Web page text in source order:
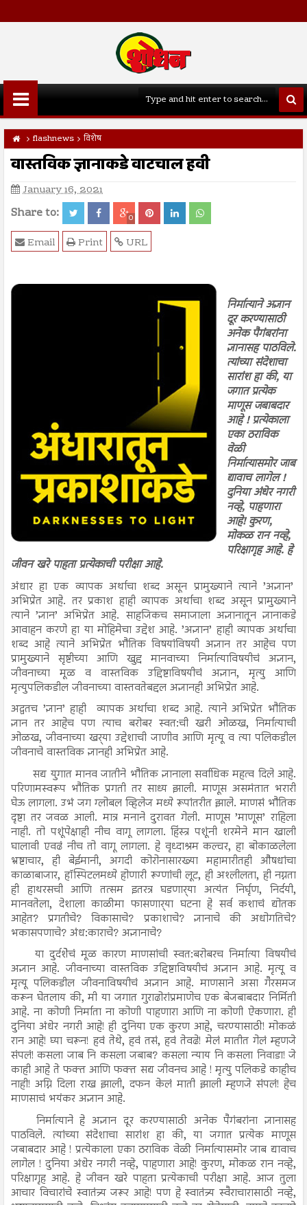
flashnews विशेष
वास्तविक ज्ञानाकडे वाटचाल हवी
January 16, 2021
Share to: 0
URL
Print
Email
निर्मात्याने अज्ञान
दूर करण्यासाठी
अनेक पैगंबरांना
ज्ञानासह पाठविले.
त्यांच्या संदेशाचा
सारांश हा की, या
जगात प्रत्येक
माणूस जबाबदार
आहे ! प्रत्येकाला
एका ठराविक
वेळी
निर्मात्यासमोर जाब
द्यावाच लागेल !
दुनिया अंधेर नगरी
नव्हे, पाहणारा
आहे! कुरण,
मोकळ रान नव्हे,
परिक्षागृह आहे. हे
जीवन खरे पाहता प्रत्येकाची परीक्षा आहे.
अंधार हा एक व्यापक अर्थाचा शब्द असून प्रामुख्याने त्याने ’अज्ञान’
अभिप्रेत आहे. तर प्रकाश हाही व्यापक अर्थाचा शब्द असून प्रामुख्याने
त्याने ’ज्ञान’ अभिप्रेत आहे. साहजिकच समाजाला अज्ञानातून ज्ञानाकडे
आवाहन करणे हा या मोहिमेचा उद्देश आहे. ’अज्ञान’ हाही व्यापक अर्थाचा
शब्द आहे त्याने अभिप्रेत भौतिक विषयांविषयी अज्ञान तर आहेच पण
प्रामुख्याने सृष्टीच्या आणि खुद्द मानवाच्या निर्मात्याविषयीचं अज्ञान,
जीवनाच्या मूळ व वास्तविक उद्दिष्टाविषयीचं अज्ञान, मृत्यु आणि
मृत्युपलिकडील जीवनाच्या वास्तवतेबद्दल अज्ञानही अभिप्रेत आहे.
अद्वतच ’ज्ञान’ हाही व्यापक अर्थाचा शब्द आहे. त्याने अभिप्रेत भौतिक
ज्ञान तर आहेच पण त्याच बरोबर स्वत:ची खरी ओळख, निर्मात्याची
ओळख, जीवनाच्या खर्‍या उद्देशाची जाणीव आणि मृत्यू व त्या पलिकडील
जीवनाचे वास्तविक ज्ञानही अभिप्रेत आहे.
सद्य युगात मानव जातीने भौतिक ज्ञानाला सर्वाधिक महत्व दिले आहे.
परिणामस्वरूप भौतिक प्रगती तर साध्य झाली. माणूस असमंतात भरारी
घेऊ लागला. उभं जग ग्लोबल व्हिलेज मध्ये रूपांतरीत झाले. माणसं भौतिक
दृष्टा तर जवळ आली. मात्र मनाने दुरावत गेली. माणूस ’माणूस’ राहिला
नाही. तो पशूंपेक्षाही नीच वागू लागला. हिंस्त्र पशूंनी शरमेने मान खाली
घालावी एवढं नीच तो वागू लागला. हे वृध्दाश्रम कल्चर, हा बोकाळलेला
भ्रष्टाचार, ही बेईमानी, अगदी कोरोनासारख्या महामारीतही औषधांचा
काळाबाजार, हॉस्पिटलमध्ये होणारी रूग्णांची लूट, ही अश्‍लीलता, ही नग्नता
ही हाथरसची आणि तत्सम इतरत्र घडणार्‍या अत्यंत निर्घृण, निर्दयी,
मानवतेला, देशाला काळीमा फासणार्‍या घटना हे सर्व कशाचं द्योतक
आहेत? प्रगतीचे? विकासाचे? प्रकाशाचे? ज्ञानाचे की अधोगतिचे?
भकासपणाचे? अंध:काराचे? अज्ञानाचे?
या दुर्दशेेचं मूळ कारण माणसांची स्वत:बरोबरच निर्मात्या विषयीचं
अज्ञान आहे. जीवनाच्या वास्तविक उद्दिष्टाविषयीचं अज्ञान आहे. मृत्यू व
मृत्यू पलिकडील जीवनाविषयीचं अज्ञान आहे. माणसाने असा गैरसमज
करून घेतलाय की, मी या जगात गुराढोरांप्रमाणेच एक बेजबाबदार निर्मिती
आहे. ना कोणी निर्माता ना कोणी पाहणारा आणि ना कोणी ऐकणारा. ही
दुनिया अंधेर नगरी आहे! ही दुनिया एक कुरण आहे, चरण्यासाठी! मोकळं
रान आहे! घ्या चरून! हवं तेथे, हवं तसं, हवं तेवढे! मेलं मातीत गेलं म्हणजे
संपलं! कसला जाब नि कसला जबाब? कसला न्याय नि कसला निवाडा! जे
काही आहे ते फक्त आणि फक्त सद्य जीवनच आहे ! मृत्यु पलिकडे काहीच
नाही! अग्नि दिला राख झाली, दफन केलं माती झाली म्हणजे संपलं! हेच
माणसाचं भयंकर अज्ञान आहे.
निर्मात्याने हे अज्ञान दूर करण्यासाठी अनेक पैगंबरांना ज्ञानासह
पाठविले. त्यांच्या संदेशाचा सारांश हा की, या जगात प्रत्येक माणूस
जबाबदार आहे ! प्रत्येकाला एका ठराविक वेळी निर्मात्यासमोर जाब द्यावाच
लागेल ! दुनिया अंधेर नगरी नव्हे, पाहणारा आहे! कुरण, मोकळ रान नव्हे,
परिक्षागृह आहे. हे जीवन खरे पाहता प्रत्येकाची परीक्षा आहे. आज तुला
आचार विचारांचे स्वातंत्र्य जरूर आहे! पण हे स्वातंत्र्य स्वैराचारासाठी नव्हे,